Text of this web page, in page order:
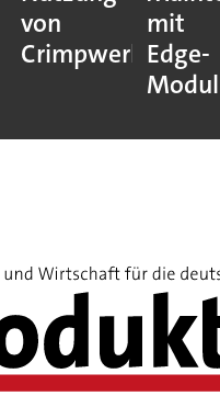
von
Crimpwerkzeugen
mit
Edge-
Modul